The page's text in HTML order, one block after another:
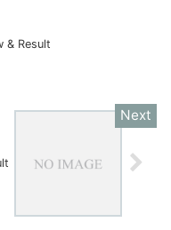
& Result